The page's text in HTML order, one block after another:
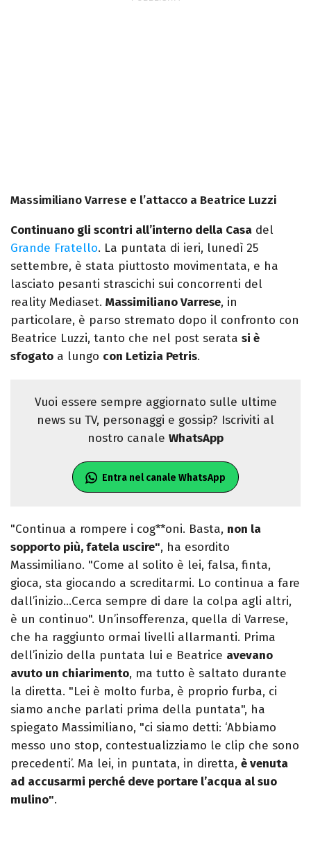
Massimiliano Varrese e l’attacco a Beatrice Luzzi
Continuano gli scontri all’interno della Casa del
Grande Fratello. La puntata di ieri, lunedì 25
settembre, è stata piuttosto movimentata, e ha
lasciato pesanti strascichi sui concorrenti del
reality Mediaset. Massimiliano Varrese, in
particolare, è parso stremato dopo il confronto con
Beatrice Luzzi, tanto che nel post serata si è
sfogato a lungo con Letizia Petris.
Vuoi essere sempre aggiornato sulle ultime
news su TV, personaggi e gossip? Iscriviti al
nostro canale WhatsApp
Entra nel canale WhatsApp
"Continua a rompere i cog**oni. Basta, non la
sopporto più, fatela uscire", ha esordito
Massimiliano. "Come al solito è lei, falsa, finta,
gioca, sta giocando a screditarmi. Lo continua a fare
dall’inizio…Cerca sempre di dare la colpa agli altri,
è un continuo". Un’insofferenza, quella di Varrese,
che ha raggiunto ormai livelli allarmanti. Prima
dell’inizio della puntata lui e Beatrice avevano
avuto un chiarimento, ma tutto è saltato durante
la diretta. "Lei è molto furba, è proprio furba, ci
siamo anche parlati prima della puntata", ha
spiegato Massimiliano, "ci siamo detti: ‘Abbiamo
messo uno stop, contestualizziamo le clip che sono
precedenti’. Ma lei, in puntata, in diretta, è venuta
ad accusarmi perché deve portare l’acqua al suo
mulino".